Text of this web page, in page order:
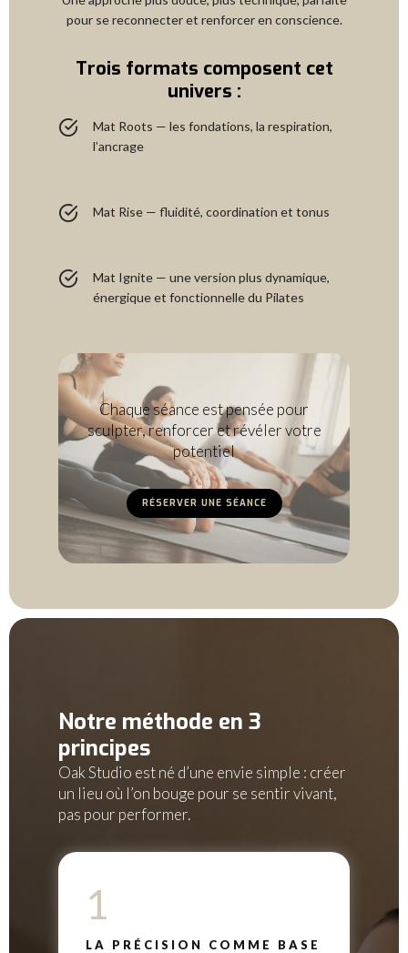
pour se reconnecter et renforcer en conscience.
Trois formats composent cet
univers :
Mat Roots — les fondations, la respiration,
l’ancrage
Mat Rise — fluidité, coordination et tonus
Mat Ignite — une version plus dynamique,
énergique et fonctionnelle du Pilates
Chaque séance est pensée pour
sculpter, renforcer et révéler votre
potentiel
RÉSERVER UNE SÉANCE
Notre méthode en 3
principes
Oak Studio est né d’une envie simple : créer
un lieu où l’on bouge pour se sentir vivant,
pas pour performer.
1
LA PRÉCISION COMME BASE